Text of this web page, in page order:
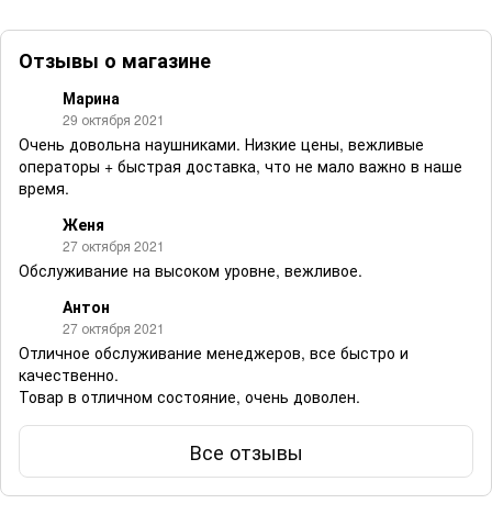
Отзывы о магазине
Марина
29 октября 2021
Очень довольна наушниками. Низкие цены, вежливые
операторы + быстрая доставка, что не мало важно в наше
время.
Женя
27 октября 2021
Обслуживание на высоком уровне, вежливое.
Антон
27 октября 2021
Отличное обслуживание менеджеров, все быстро и
качественно.
Товар в отличном состояние, очень доволен.
Все отзывы